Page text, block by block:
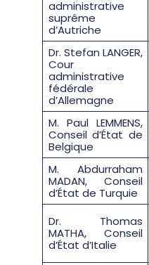
administrative
suprême
d’Autriche
Dr. Stefan LANGER,
Cour
administrative
fédérale
d’Allemagne
M. Paul LEMMENS,
Conseil d’État de
Belgique
M. Abdurraham
MADAN, Conseil
d’État de Turquie
Dr. Thomas
MATHA, Conseil
d’État d’Italie